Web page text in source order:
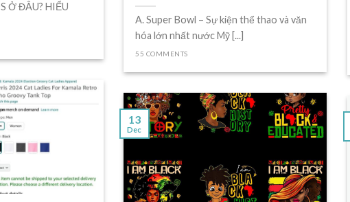
Ở ĐÂU? HIỂU
A. Super Bowl – Sự kiện thể thao và văn
hóa lớn nhất nước Mỹ [...]
55 COMMENTS
13
Dec